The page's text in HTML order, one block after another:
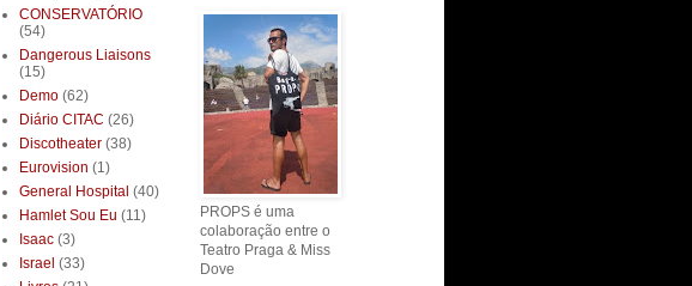
CONSERVATÓRIO
(54)
Dangerous Liaisons
(15)
Demo (62)
Diário CITAC (26)
Discotheater (38)
Eurovision (1)
General Hospital (40)
Hamlet Sou Eu (11)
Isaac (3)
Israel (33)
PROPS é uma
colaboração entre o
Teatro Praga & Miss
Dove